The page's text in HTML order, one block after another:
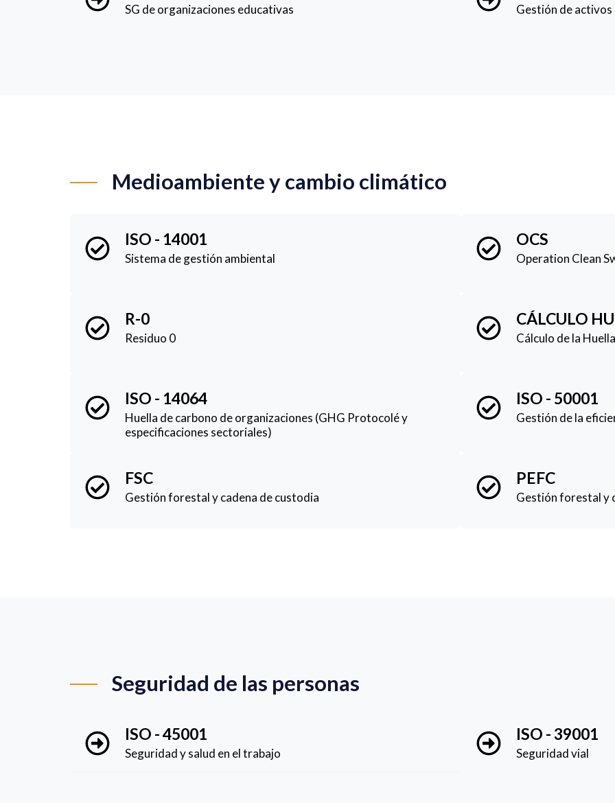
SG de organizaciones educativas Gestión de activos
Medioambiente y cambio climático
ISO - 14001
Sistema de gestión ambiental
OCS
Operation Clean
R-0
Residuo 0
CÁLCULO
Cálculo de la
ISO - 14064
Huella de carbono de organizaciones (GHG Protocolé y
especificaciones sectoriales)
ISO - 50001
Gestión de la
FSC
Gestión forestal y cadena de custodia
PEFC
Gestión forestal y
Seguridad de las personas
ISO - 45001
Seguridad y salud en el trabajo
ISO - 39001
Seguridad vial